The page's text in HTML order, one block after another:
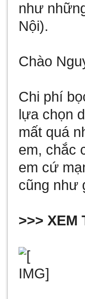
như
Nội).
Chào
Chi phí
lựa chọn
mất quá
em, chắc
em cứ
cũng như
>>> XEM